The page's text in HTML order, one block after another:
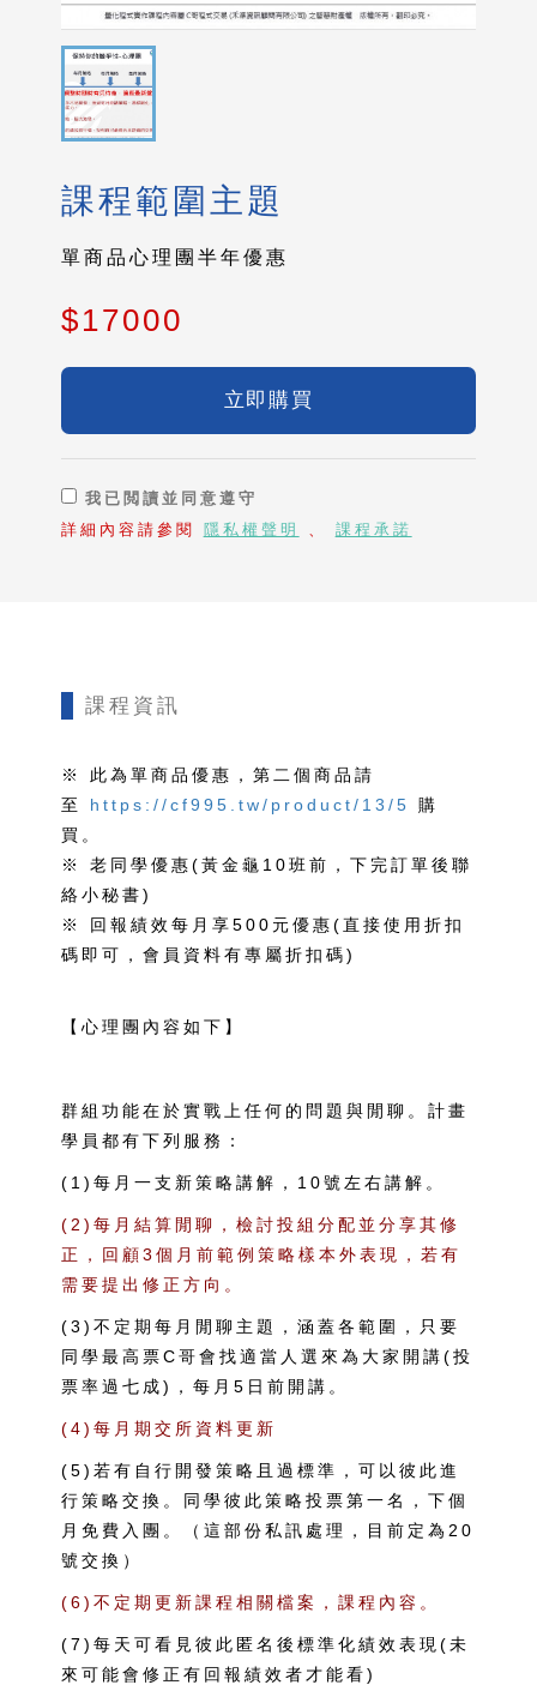
課程範圍主題
單商品心理團半年優惠
$17000
立即購買
我已閲讀並同意遵守
詳細內容請參閱 隱私權聲明 、 課程承諾
課程資訊
※ 此為單商品優惠，第二個商品請
至 https://cf995.tw/product/13/5
購
買。
※ 老同學優惠(黃金龜10班前，下完訂單後聯
絡小秘書)
※ 回報績效每月享500元優惠(直接使用折扣
碼即可，會員資料有專屬折扣碼)
【心理團內容如下】
群組功能在於實戰上任何的問題與閒聊。計畫
學員都有下列服務：
(1)每月一支新策略講解，10號左右講解。
(2)每月結算閒聊，檢討投組分配並分享其修
正，回顧3個月前範例策略樣本外表現，若有
需要提出修正方向。
(3)不定期每月閒聊主題，涵蓋各範圍，只要
同學最高票C哥會找適當人選來為大家開講(投
票率過七成)，每月5日前開講。
(4)每月期交所資料更新
(5)若有自行開發策略且過標準，可以彼此進
行策略交換。同學彼此策略投票第一名，下個
月免費入團。（這部份私訊處理，目前定為20
號交換）
(6)不定期更新課程相關檔案，課程內容。
(7)每天可看見彼此匿名後標準化績效表現(未
來可能會修正有回報績效者才能看)